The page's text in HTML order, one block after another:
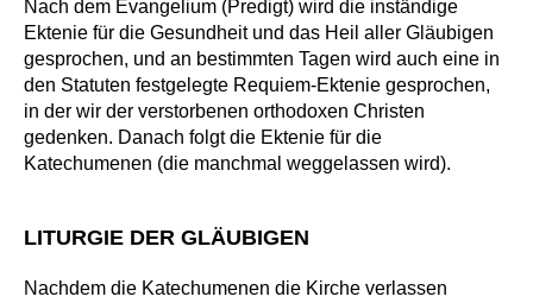
Nach dem Evangelium (Predigt) wird die inständige
Ektenie für die Gesundheit und das Heil aller Gläubigen
gesprochen, und an bestimmten Tagen wird auch eine in
den Statuten festgelegte Requiem-Ektenie gesprochen,
in der wir der verstorbenen orthodoxen Christen
gedenken. Danach folgt die Ektenie für die
Katechumenen (die manchmal weggelassen wird).
LITURGIE DER GLÄUBIGEN
Nachdem die Katechumenen die Kirche verlassen